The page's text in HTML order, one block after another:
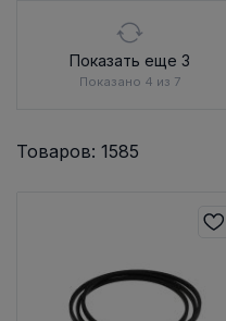
Показать еще 3
Показано 4 из 7
Товаров: 1585